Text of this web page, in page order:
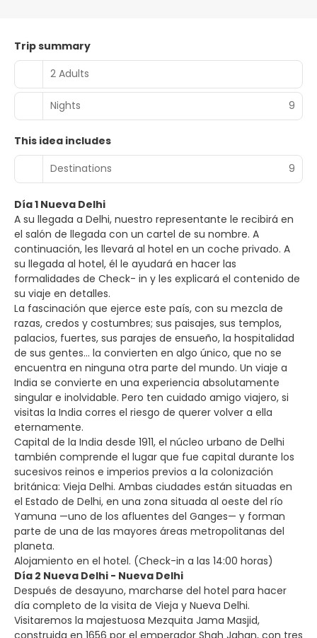
Trip summary
2 Adults
Nights 9
This idea includes
Destinations
9
Día 1 Nueva Delhi
A su llegada a Delhi, nuestro representante le recibirá en
el salón de llegada con un cartel de su nombre. A
continuación, les llevará al hotel en un coche privado. A
su llegada al hotel, él le ayudará en hacer las
formalidades de Check- in y les explicará el contenido de
su viaje en detalles.
La fascinación que ejerce este país, con su mezcla de
razas, credos y costumbres; sus paisajes, sus templos,
palacios, fuertes, sus parajes de ensueño, la hospitalidad
de sus gentes… la convierten en algo único, que no se
encuentra en ninguna otra parte del mundo. Un viaje a
India se convierte en una experiencia absolutamente
singular e inolvidable. Pero ten cuidado amigo viajero, si
visitas la India corres el riesgo de querer volver a ella
eternamente.
Capital de la India desde 1911, el núcleo urbano de Delhi
también comprende el lugar que fue capital durante los
sucesivos reinos e imperios previos a la colonización
británica: Vieja Delhi. Ambas ciudades están situadas en
el Estado de Delhi, en una zona situada al oeste del río
Yamuna —uno de los afluentes del Ganges— y forman
parte de una de las mayores áreas metropolitanas del
planeta.
Alojamiento en el hotel. (Check-in a las 14:00 horas)
Día 2 Nueva Delhi - Nueva Delhi
Después de desayuno, marcharse del hotel para hacer
día completo de la visita de Vieja y Nueva Delhi.
Visitaremos la majestuosa Mezquita Jama Masjid,
construida en 1656 por el emperador Shah Jahan, con tres